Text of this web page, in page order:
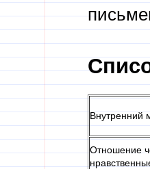
Внутренний
Отношение